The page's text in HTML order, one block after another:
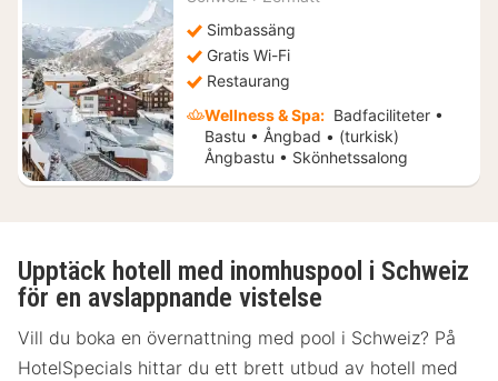
Simbassäng
Gratis Wi-Fi
Restaurang
Wellness & Spa: Badfaciliteter •
Bastu • Ångbad • (turkisk)
Ångbastu • Skönhetssalong
Upptäck hotell med inomhuspool i Schweiz
för en avslappnande vistelse
Vill du boka en övernattning med pool i Schweiz? På
HotelSpecials hittar du ett brett utbud av hotell med